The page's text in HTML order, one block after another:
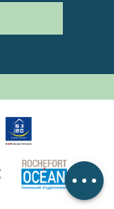
Description
Carte